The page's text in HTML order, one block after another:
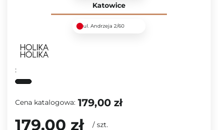
Katowice
ul. Andrzeja 2/60
:
Cena katalogowa: 179,00 zł
179,00 zł / szt.